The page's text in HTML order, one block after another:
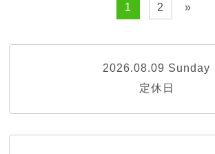
1 2 »
2026.08.09 Sunday
定休日